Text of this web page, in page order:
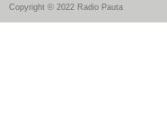
Copyright © 2022 Radio Pauta